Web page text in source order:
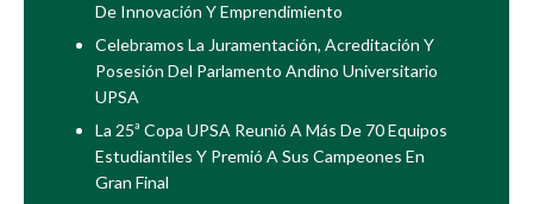
De Innovación Y Emprendimiento
Celebramos La Juramentación, Acreditación Y
Posesión Del Parlamento Andino Universitario
UPSA
La 25ª Copa UPSA Reunió A Más De 70 Equipos
Estudiantiles Y Premió A Sus Campeones En
Gran Final